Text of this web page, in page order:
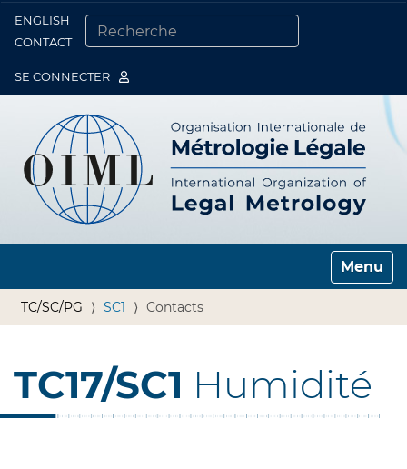
ENGLISH
CONTACT
SE CONNECTER
Toggle
TC/SC/PG SC1 Contacts
TC17/SC1 Humidité